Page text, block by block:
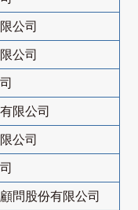
公司
公司
限公司
公司
問股份有限公司